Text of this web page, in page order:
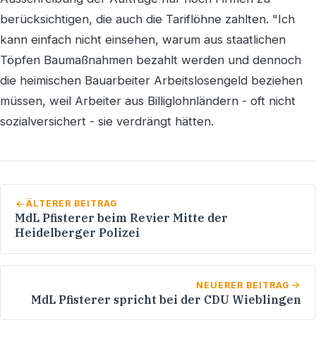
berücksichtigen, die auch die Tariflöhne zahlten. "Ich
kann einfach nicht einsehen, warum aus staatlichen
Töpfen Baumaßnahmen bezahlt werden und dennoch
die heimischen Bauarbeiter Arbeitslosengeld beziehen
müssen, weil Arbeiter aus Billiglohnländern - oft nicht
sozialversichert - sie verdrängt hätten.
ÄLTERER BEITRAG
MdL Pfisterer beim Revier Mitte der
Heidelberger Polizei
NEUERER BEITRAG
MdL Pfisterer spricht bei der CDU Wieblingen